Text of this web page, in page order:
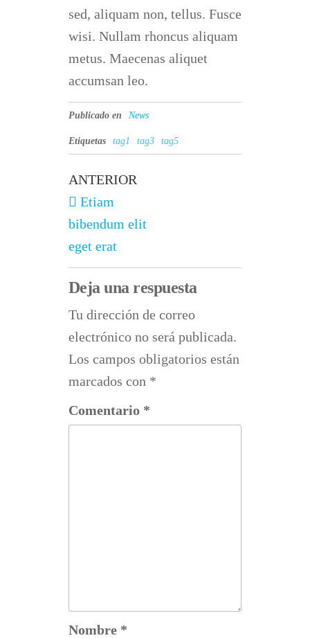
sed, aliquam non, tellus. Fusce
wisi. Nullam rhoncus aliquam
metus. Maecenas aliquet
accumsan leo.
Publicado en News
Etiquetas tag1 tag3 tag5
ANTERIOR
Etiam
bibendum elit
eget erat
Deja una respuesta
Tu dirección de correo
electrónico no será publicada.
Los campos obligatorios están
marcados con *
Comentario *
Nombre *